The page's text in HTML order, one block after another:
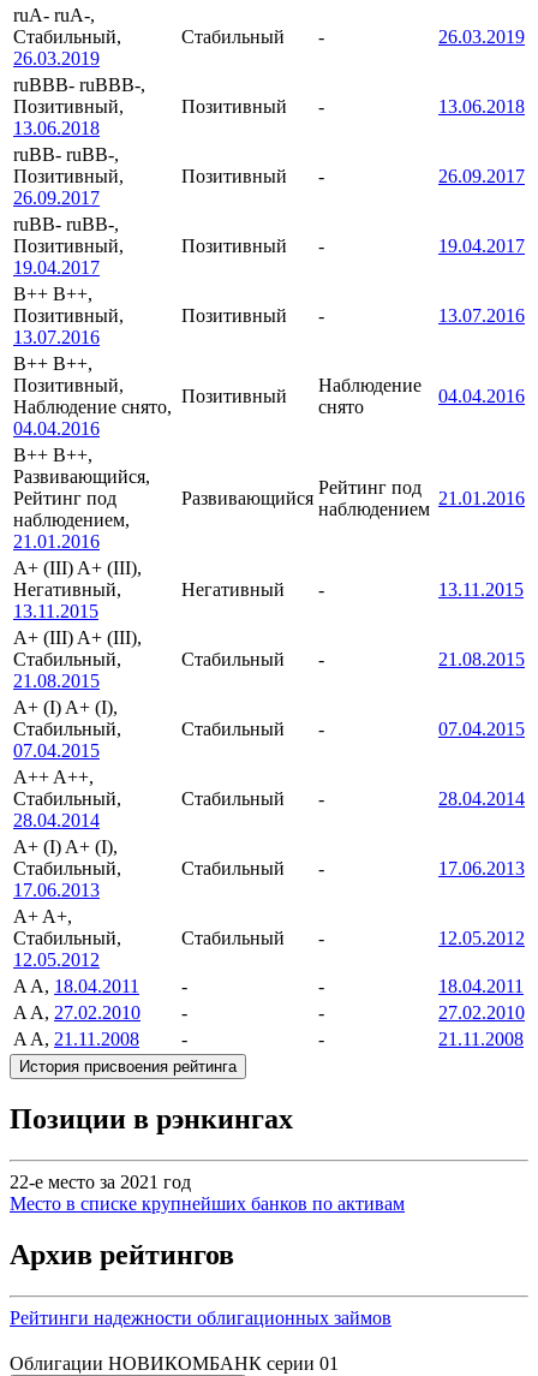
ruA- ruA-,
Стабильный,
26.03.2019
Стабильный - 26.03.2019
ruBBB- ruBBB-,
Позитивный,
13.06.2018
Позитивный - 13.06.2018
ruBB- ruBB-,
Позитивный,
26.09.2017
Позитивный - 26.09.2017
ruBB- ruBB-,
Позитивный,
19.04.2017
Позитивный - 19.04.2017
B++ B++,
Позитивный,
13.07.2016
Позитивный - 13.07.2016
B++ B++,
Позитивный,
Наблюдение снято,
04.04.2016
Позитивный
Наблюдение
снято
04.04.2016
B++ B++,
Развивающийся,
Рейтинг под
наблюдением,
21.01.2016
Развивающийся
Рейтинг под
наблюдением
21.01.2016
A+ (III) A+ (III),
Негативный,
13.11.2015
Негативный - 13.11.2015
A+ (III) A+ (III),
Стабильный,
21.08.2015
Стабильный - 21.08.2015
A+ (I) A+ (I),
Стабильный,
07.04.2015
Стабильный - 07.04.2015
A++ A++,
Стабильный,
28.04.2014
Стабильный - 28.04.2014
A+ (I) A+ (I),
Стабильный,
17.06.2013
Стабильный - 17.06.2013
A+ A+,
Стабильный,
12.05.2012
Стабильный - 12.05.2012
A A, 18.04.2011 - -
18.04.2011
A A, 27.02.2010 - -
27.02.2010
A A, 21.11.2008 - - 21.11.2008
История присвоения рейтинга
Позиции в рэнкингах
22-е место за 2021 год
Место в списке крупнейших банков по активам
Архив рейтингов
Рейтинги надежности облигационных займов
Облигации НОВИКОМБАНК серии 01